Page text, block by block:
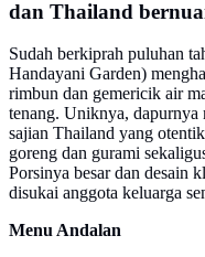
dan Thailand
Sudah berkiprah puluhan
Handayani Garden)
rimbun dan gemericik air
tenang. Uniknya, dapurnya
sajian Thailand yang
goreng dan gurami
Porsinya besar dan desain
disukai anggota keluarga
Menu Andalan